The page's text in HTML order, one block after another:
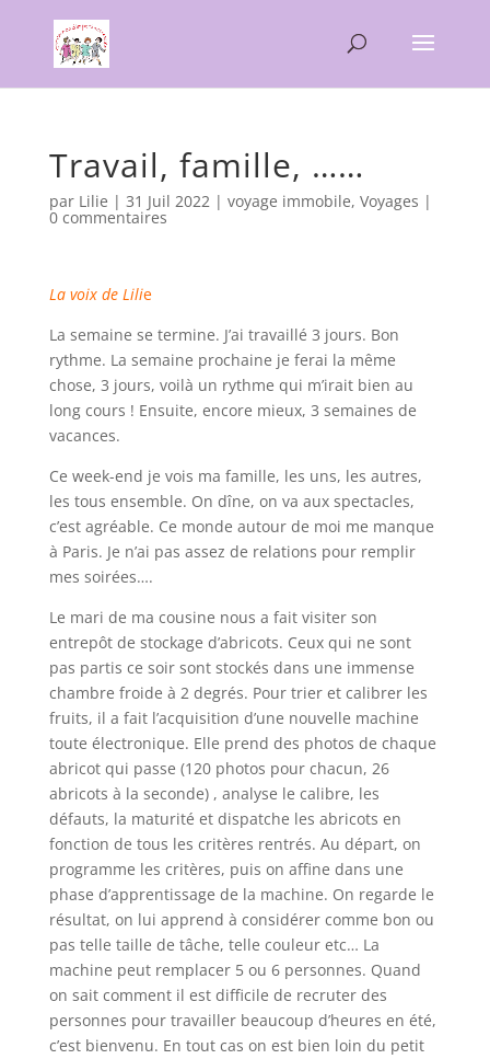
Travail, famille, ……
par Lilie | 31 Juil 2022| voyage immobile, Voyages |
0 commentaires
La voix de Lilie
La semaine se termine. J’ai travaillé 3 jours. Bon
rythme. La semaine prochaine je ferai la même
chose, 3 jours, voilà un rythme qui m’irait bien au
long cours ! Ensuite, encore mieux, 3 semaines de
vacances.
Ce week-end je vois ma famille, les uns, les autres,
les tous ensemble. On dîne, on va aux spectacles,
c’est agréable. Ce monde autour de moi me manque
à Paris. Je n’ai pas assez de relations pour remplir
mes soirées….
Le mari de ma cousine nous a fait visiter son
entrepôt de stockage d’abricots. Ceux qui ne sont
pas partis ce soir sont stockés dans une immense
chambre froide à 2 degrés. Pour trier et calibrer les
fruits, il a fait l’acquisition d’une nouvelle machine
toute électronique. Elle prend des photos de chaque
abricot qui passe (120 photos pour chacun, 26
abricots à la seconde) , analyse le calibre, les
défauts, la maturité et dispatche les abricots en
fonction de tous les critères rentrés. Au départ, on
programme les critères, puis on affine dans une
phase d’apprentissage de la machine. On regarde le
résultat, on lui apprend à considérer comme bon ou
pas telle taille de tâche, telle couleur etc… La
machine peut remplacer 5 ou 6 personnes. Quand
on sait comment il est difficile de recruter des
personnes pour travailler beaucoup d’heures en été,
c’est bienvenu. En tout cas on est bien loin du petit